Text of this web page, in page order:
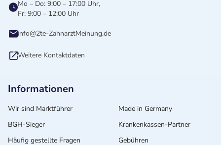
Mo – Do: 9:00 – 17:00 Uhr,
Fr: 9:00 – 12:00 Uhr
info@2te-ZahnarztMeinung.de
Weitere Kontaktdaten
Informationen
Wir sind Marktführer
Made in Germany
BGH-Sieger
Krankenkassen-Partner
Häufig gestellte Fragen
Gebühren